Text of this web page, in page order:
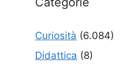
Curiosità (6.084)
Didattica (8)